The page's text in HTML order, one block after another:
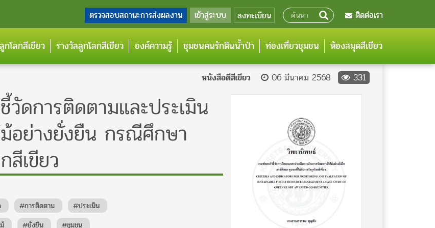
ตรวจสอบสถานะการส่งผลงาน เข้าสู่ระบบ ลงทะเบียน ติดต่อเรา
โลกสีเขียว รางวัลลูกโลกสีเขียว องค์ความรู้ ชุมชนคนรักดินน้ำป่า ท่องเที่ยวชุมชน ห้องสมุดสีเขียว
หนังสือดีสีเขียว 06 มีนาคม 2568 331
ดการติดตามและประเมิน
อย่างยั่งยืน กรณีศึกษา
สีเขียว
#การติดตาม
#ประเมิน
#ยั่งยืน
#ชุมชน